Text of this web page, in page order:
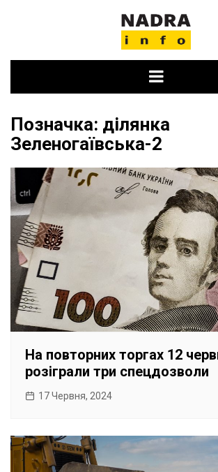
Позначка: ділянка
Зеленогаївська-2
На повторних торгах 12
розіграли три спецдозволи
17 Червня, 2024